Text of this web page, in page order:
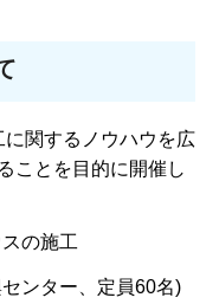
関するノウハウを広
ことを目的に開催し
の施工
ンター、定員60名)